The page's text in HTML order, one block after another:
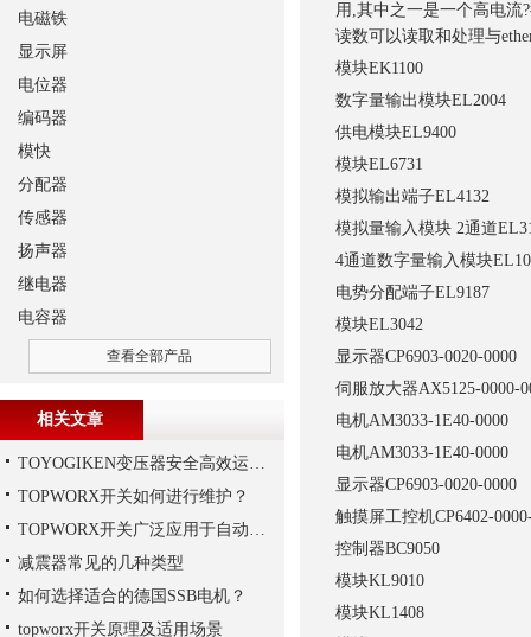
用,其中之一是一个高电流
读数可以读取和处理与
模块EK1100
数字量输出模块EL2004
供电模块EL9400
模块EL6731
模拟输出端子EL4132
模拟量输入模块 2通道
4通道数字量输入模块
电势分配端子EL9187
模块EL3042
显示器CP6903-0020-0000
伺服放大器AX5125-0000-
电机AM3033-1E40-0000
电机AM3033-1E40-0000
显示器CP6903-0020-0000
触摸屏工控机CP6402-
控制器BC9050
模块KL9010
模块KL1408
电磁铁
显示屏
电位器
编码器
模快
分配器
传感器
扬声器
继电器
电容器
查看全部产品
相关文章
TOYOGIKEN变压器安全高效运行指南：规范操作与长效维护
TOPWORX开关如何进行维护？
TOPWORX开关广泛应用于自动化控制领域
减震器常见的几种类型
如何选择适合的德国SSB电机？
topworx开关原理及适用场景